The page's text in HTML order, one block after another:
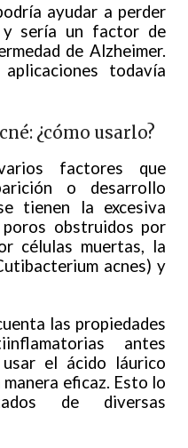
ayudar a perder
y sería un factor de
de Alzheimer.
todavía
¿cómo usarlo?
factores que
o desarrollo
tienen la excesiva
obstruidos por
células muertas, la
acnes) y
las propiedades
antes
usar el ácido láurico
eficaz. Esto lo
de diversas